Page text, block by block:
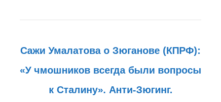
Сажи Умалатова о Зюганове (КПРФ):
«У чмошников всегда были вопросы
к Сталину». Анти-Зюгинг.